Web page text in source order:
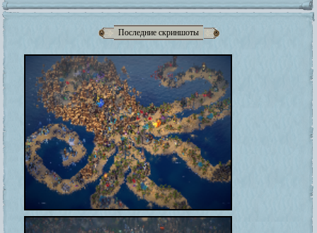
Последние скриншоты